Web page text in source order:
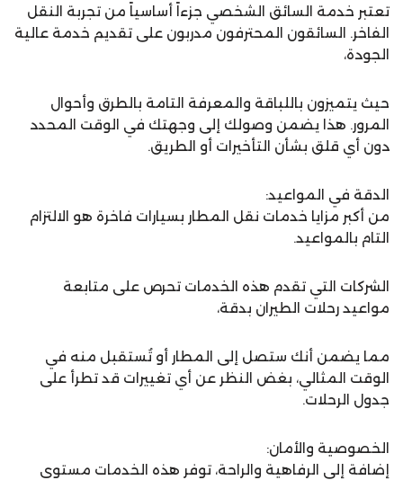
تعتبر خدمة السائق الشخصي جزءاً أساسياً من تجربة النقل
الفاخر. السائقون المحترفون مدربون على تقديم خدمة عالية
الجودة،
حيث يتميزون باللباقة والمعرفة التامة بالطرق وأحوال
المرور. هذا يضمن وصولك إلى وجهتك في الوقت المحدد
دون أي قلق بشأن التأخيرات أو الطريق.
الدقة في المواعيد:
من أكبر مزايا خدمات نقل المطار بسيارات فاخرة هو الالتزام
التام بالمواعيد.
الشركات التي تقدم هذه الخدمات تحرص على متابعة
مواعيد رحلات الطيران بدقة،
مما يضمن أنك ستصل إلى المطار أو تُستقبل منه في
الوقت المثالي، بغض النظر عن أي تغييرات قد تطرأ على
جدول الرحلات.
الخصوصية والأمان:
إضافة إلى الرفاهية والراحة، توفر هذه الخدمات مستوى